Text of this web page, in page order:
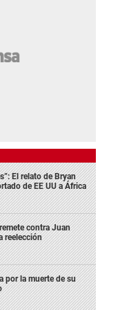
El relato de Bryan
de EE UU a África
contra Juan
reelección
por la muerte de su